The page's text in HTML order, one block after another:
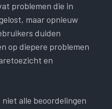
problemen die in
maar opnieuw
duiden
op diepere problemen
en
alle beoordelingen